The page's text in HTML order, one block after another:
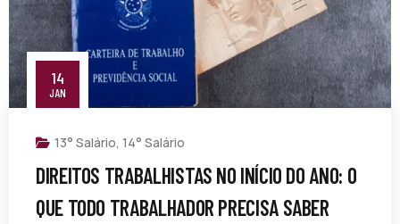
14
JAN
13° Salário, 14° Salário
DIREITOS TRABALHISTAS NO INÍCIO DO ANO: O
QUE TODO TRABALHADOR PRECISA SABER